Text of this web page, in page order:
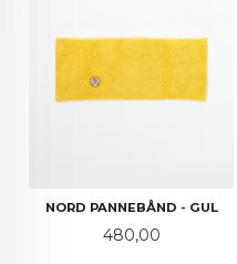
NORD PANNEBÅND - GUL
Pris
480,00